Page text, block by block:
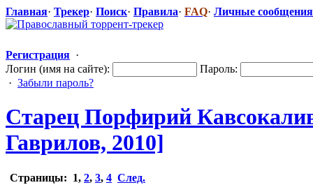
Главная· Трекер· Поиск· Правила· FAQ· Личные сообщения
Регистрация ·
Логин (имя на сайте):
Пароль:
· Забыли пароль?
Старец Порфирий
Гаврилов, 2010]
Страницы: 1, 2, 3, 4 След.